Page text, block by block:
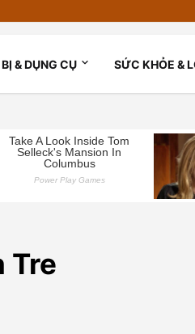
& DỤNG CỤ SỨC KHỎE &
Tre